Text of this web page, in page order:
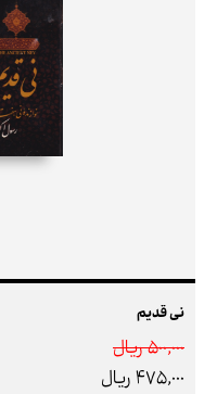
نی قدیم
500,000 ريال
475,000 ريال